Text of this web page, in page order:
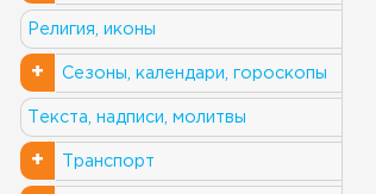
Религия, иконы
+ Сезоны, календари, гороскопы
Текста, надписи, молитвы
+ Транспорт